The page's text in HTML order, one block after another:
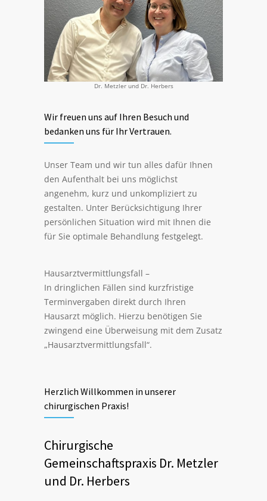
Dr. Metzler und Dr. Herbers
Wir freuen uns auf Ihren Besuch und
bedanken uns für Ihr Vertrauen.
Unser Team und wir tun alles dafür Ihnen
den Aufenthalt bei uns möglichst
angenehm, kurz und unkompliziert zu
gestalten. Unter Berücksichtigung Ihrer
persönlichen Situation wird mit Ihnen die
für Sie optimale Behandlung festgelegt.
Hausarztvermittlungsfall –
In dringlichen Fällen sind kurzfristige
Terminvergaben direkt durch Ihren
Hausarzt möglich. Hierzu benötigen Sie
zwingend eine Überweisung mit dem Zusatz
„Hausarztvermittlungsfall“.
Herzlich Willkommen in unserer
chirurgischen Praxis!
Chirurgische
Gemeinschaftspraxis Dr. Metzler
und Dr. Herbers